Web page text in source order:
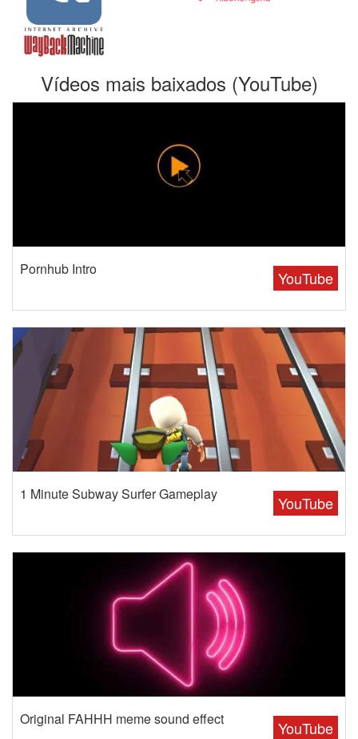
Vídeos mais baixados (YouTube)
YouTube
Pornhub Intro
YouTube
1 Minute Subway Surfer Gameplay
YouTube
Original FAHHH meme sound effect